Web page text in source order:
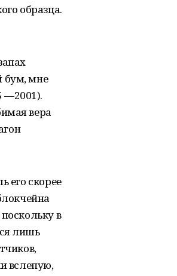
образца.
бум, мне
—2001).
вера
его скорее
в
лишь
вслепую,